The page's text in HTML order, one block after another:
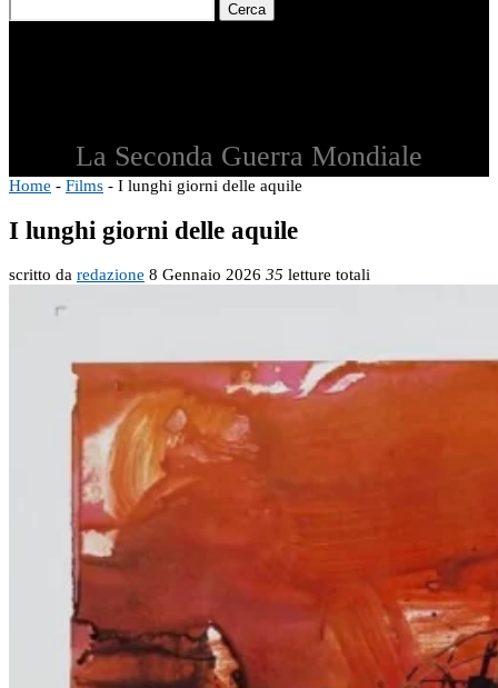
Cerca
La Seconda Guerra Mondiale
Home - Films - I lunghi giorni delle aquile
I lunghi giorni delle aquile
scritto da redazione 8 Gennaio 2026 35 letture totali